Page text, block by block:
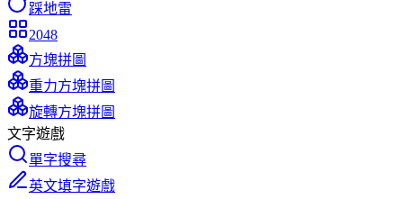
踩地雷
2048
方塊拼圖
重力方塊拼圖
旋轉方塊拼圖
文字遊戲
單字搜尋
英文填字遊戲